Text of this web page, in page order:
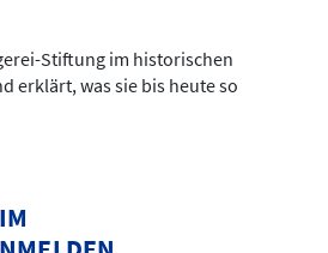
Stiftung im historischen
erklärt, was sie bis heute so